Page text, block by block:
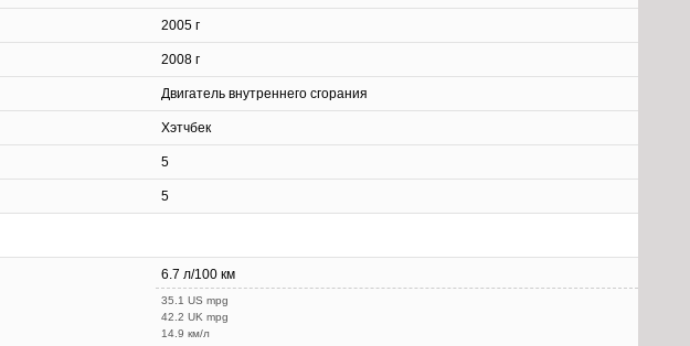
2005 г
2008 г
Двигатель внутреннего сгорания
Хэтчбек
5
5
6.7 л/100 км
35.1 US mpg
42.2 UK mpg
14.9 км/л